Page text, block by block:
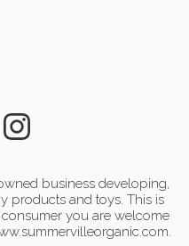
business developing,
products and toys. This is
you are welcome